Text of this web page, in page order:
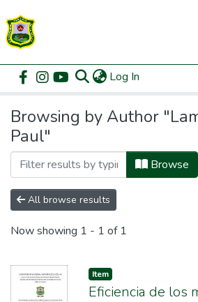
Log In
Communities & Collections
All of DSpace
Home Browse by Author
Browsing by Author
Paul"
Browse
All browse results
Now showing 1 - 1 of 1
Item
Eficiencia de los